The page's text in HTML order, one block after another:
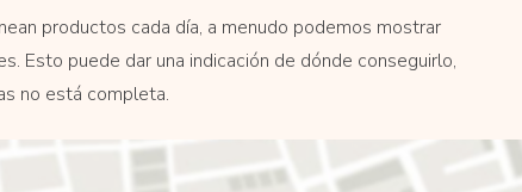
productos cada día, a menudo podemos mostrar
Esto puede dar una indicación de dónde conseguirlo,
no está completa.